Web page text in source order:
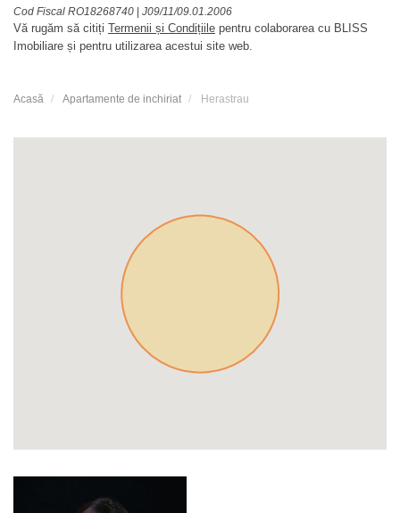
Cod Fiscal RO18268740 | J09/11/09.01.2006
Vă rugăm să citiți Termenii și Condițiile pentru colaborarea cu BLISS
Imobiliare și pentru utilizarea acestui site web.
Acasă Apartamente de inchiriat Herastrau